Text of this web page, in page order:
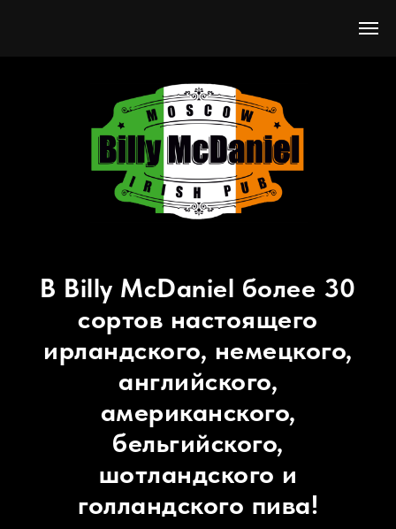
В Billy McDaniel более 30
сортов настоящего
ирландского, немецкого,
английского,
американского,
бельгийского,
шотландского и
голландского пива!